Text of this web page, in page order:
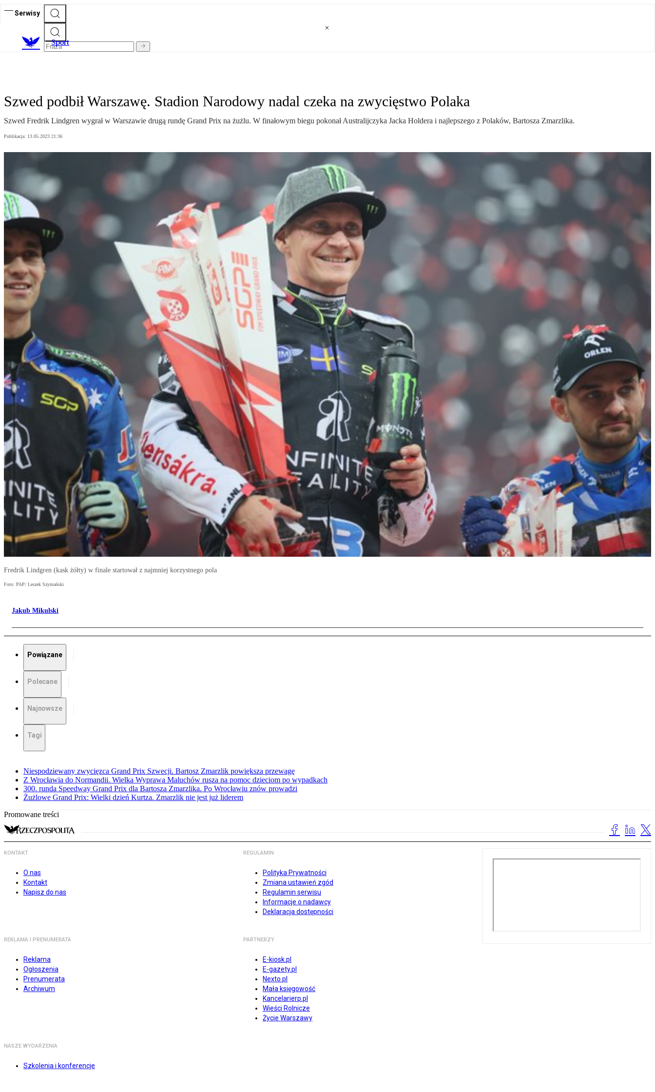
Serwisy
Sport
Szwed podbił Warszawę. Stadion Narodowy nadal czeka na zwycięstwo Polaka
Szwed Fredrik Lindgren wygrał w Warszawie drugą rundę Grand Prix na żużlu. W finałowym biegu pokonał Australijczyka Jacka Holdera i najlepszego z Polaków, Bartosza Zmarzlika.
Publikacja: 13.05.2023 21:36
Fredrik Lindgren (kask żółty) w finale startował z najmniej korzystnego pola
Foto: PAP/ Leszek Szymański
Jakub Mikulski
Powiązane
Polecane
Najnowsze
Tagi
Niespodziewany zwycięzca Grand Prix Szwecji. Bartosz Zmarzlik powiększa przewagę
Z Wrocławia do Normandii. Wielka Wyprawa Maluchów rusza na pomoc dzieciom po wypadkach
300. runda Speedway Grand Prix dla Bartosza Zmarzlika. Po Wrocławiu znów prowadzi
Żużlowe Grand Prix: Wielki dzień Kurtza. Zmarzlik nie jest już liderem
Promowane treści
KONTAKT
O nas
Kontakt
Napisz do nas
REGULAMIN
Polityka Prywatności
Zmiana ustawień zgód
Regulamin serwisu
Informacje o nadawcy
Deklaracja dostępności
REKLAMA I PRENUMERATA
Reklama
Ogłoszenia
Prenumerata
Archiwum
PARTNERZY
E-kiosk.pl
E-gazety.pl
Nexto.pl
Mała księgowość
Kancelarierp.pl
Wieści Rolnicze
Życie Warszawy
NASZE WYDARZENIA
Szkolenia i konferencje